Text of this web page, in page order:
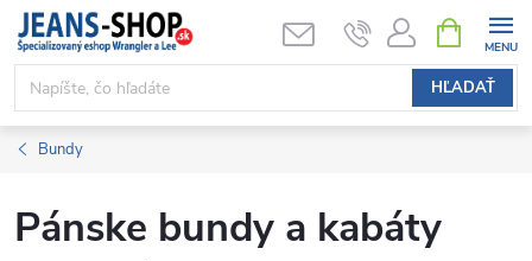
Prejsť
obsah
HĽADAŤ
KOŠÍK
Bundy
Pánske bundy a kabáty